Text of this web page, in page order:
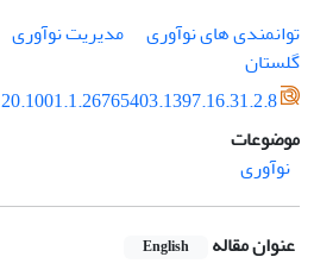
توانمندی های نوآوری
مدیریت نوآوری
گلستان
20.1001.1.26765403.1397.16.31.2.8
موضوعات
نوآوری
عنوان مقاله English